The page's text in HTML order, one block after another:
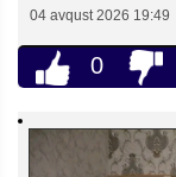
04 avqust 2026 19:49
0